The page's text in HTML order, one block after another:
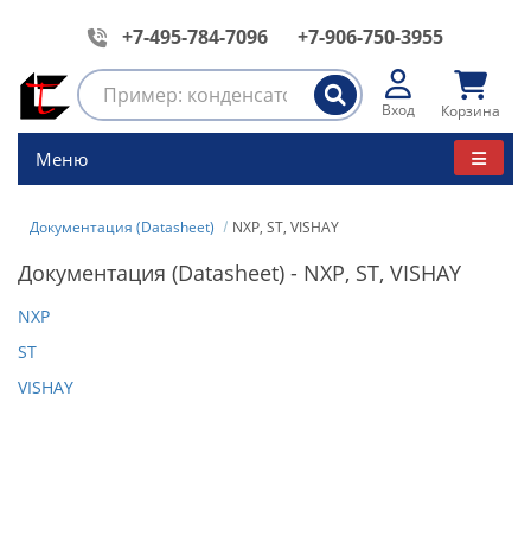
+7-495-784-7096 +7-906-750-3955
Вход Корзина
Меню
Документация (Datasheet) NXP, ST, VISHAY
Документация (Datasheet) - NXP, ST, VISHAY
NXP
ST
VISHAY